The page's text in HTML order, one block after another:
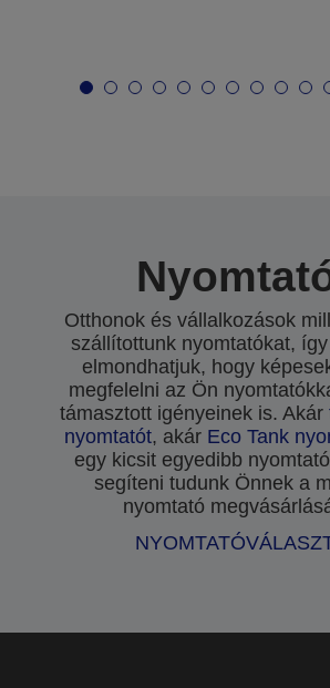
Otthonok és vállalkozások
szállítottunk nyomtatókat,
elmondhatjuk, hogy
megfelelni az Ön
támasztott igényeinek is. Akár
nyomtatót, akár Eco Tank
egy kicsit egyedibb
segíteni tudunk Önnek a
nyomtató